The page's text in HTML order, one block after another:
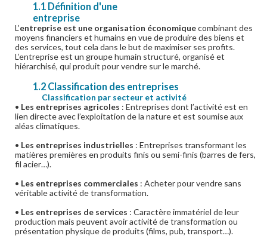
1.1 Définition d'une
entreprise
L’entreprise est une organisation économiquecombinant des
moyens financiers et humains en vue de produire des biens et
des services, tout cela dans le but de maximiser ses profits.
L’entreprise est un groupe humain structuré, organisé et
hiérarchisé, qui produit pour vendre sur le marché.
1.2 Classification des entreprises
Classification par secteur et activité
• Les entreprises agricoles : Entreprises dont l’activité est en
lien directe avec l’exploitation de la nature et est soumise aux
aléas climatiques.
• Les entreprises industrielles : Entreprises transformant les
matières premières en produits finis ou semi-finis (barres de fers,
fil acier…).
• Les entreprises commerciales : Acheter pour vendre sans
véritable activité de transformation.
• Les entreprises de services : Caractère immatériel de leur
production mais peuvent avoir activité de transformation ou
présentation physique de produits (films, pub, transport…).